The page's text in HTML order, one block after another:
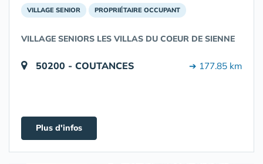
VILLAGE SENIOR PROPRIÉTAIRE OCCUPANT
VILLAGE SENIORS LES VILLAS DU COEUR DE SIENNE
50200 - COUTANCES ➔ 177.85 km
Plus d'infos